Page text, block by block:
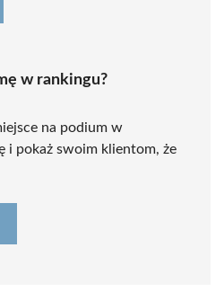
w rankingu?
na podium w
i pokaż swoim klientom, że